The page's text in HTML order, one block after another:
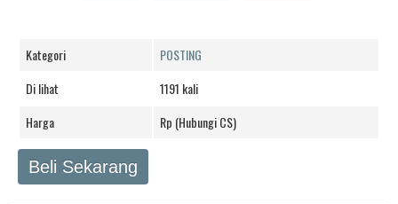
Kategori
POSTING
Di lihat
1191 kali
Harga
Rp (Hubungi CS)
Beli Sekarang